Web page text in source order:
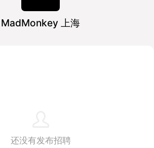
MadMonkey 上海
还没有发布招聘